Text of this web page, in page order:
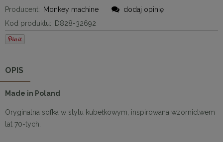
Producent:
Monkey machine
Kod produktu:
D828-32692
dodaj opinię
OPIS
Made in Poland
Oryginalna sofka w stylu kubełkowym, inspirowana wzornictwem
lat 70-tych.